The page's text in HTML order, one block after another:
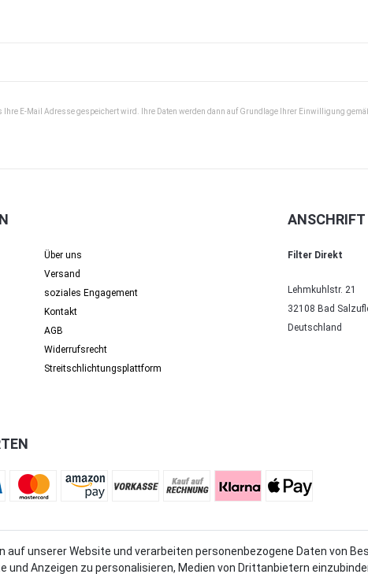
E-Mail Adresse gespeichert wird. Ihre Daten werden dann auf Grundlage Ihrer Einwilligung
Über uns
Versand
soziales Engagement
Kontakt
AGB
Widerrufsrecht
Streit­schlichtungs­platt­form
Filter Direkt
Lehmkuhlstr. 21
32108 Bad
Deutschland
verstehen sich inkl. MwSt. und zzgl. Versandkosten.
auf unserer Website und verarbeiten personenbezogene Daten von
und Anzeigen zu personalisieren, Medien von Drittanbietern